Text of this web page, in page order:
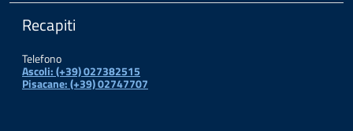
Recapiti
Telefono
Ascoli: (+39) 027382515
Pisacane: (+39) 02747707